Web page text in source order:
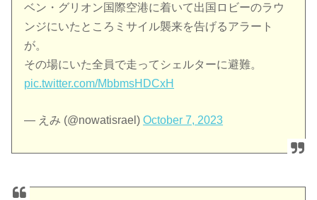
ベン・グリオン国際空港に着いて出国ロビーのラウ
ンジにいたところミサイル襲来を告げるアラート
が。
その場にいた全員で走ってシェルターに避難。
pic.twitter.com/MbbmsHDCxH
— えみ (@nowatisrael)October 7, 2023